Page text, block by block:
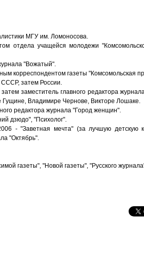
МГУ им. Ломоносова.
отдела учащейся молодежи
"Вожатый".
корреспондентом газеты "Комсомольская
затем России.
заместитель главного редактора
Гущине, Владимире Чернове, Викторе Лошаке.
редактора журнала "Город женщин".
дзюдо", "Психолог".
- "Заветная мечта" (за лучшую детскую
"Октябрь".
газеты", "Новой газеты", "Русского